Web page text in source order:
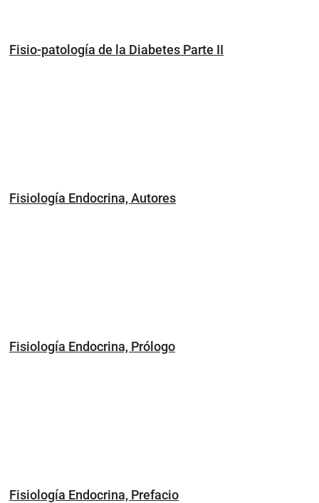
Fisio-patología de la Diabetes Parte II
Fisiología Endocrina, Autores
Fisiología Endocrina, Prólogo
Fisiología Endocrina, Prefacio